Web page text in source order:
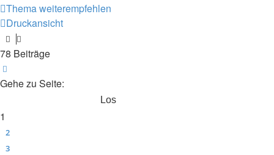
Thema weiterempfehlen
Druckansicht
78 Beiträge
Gehe zu Seite:
1
2
3